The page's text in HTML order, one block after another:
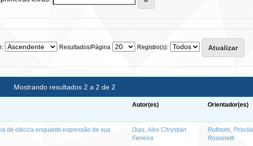
Resultados/Página Registro(s):
Mostrando resultados 2 a 2 de 2
Autor(es) Orientador(es)
de oiticica enquanto expressão de sua
Dias, Alex Chrystian
Ferreira
Rufinoni, Priscila
Rossinetti